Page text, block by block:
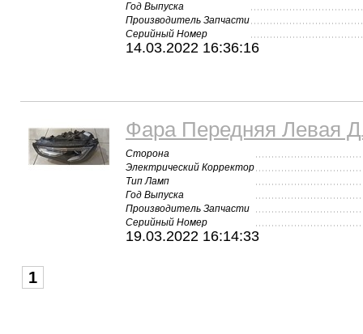
Год Выпуска
Производитель Запчасти
Серийный Номер
14.03.2022 16:36:16
Фара Передняя Левая
Сторона
Электрический Корректор
Тип Ламп
Год Выпуска
Производитель Запчасти
Серийный Номер
19.03.2022 16:14:33
1